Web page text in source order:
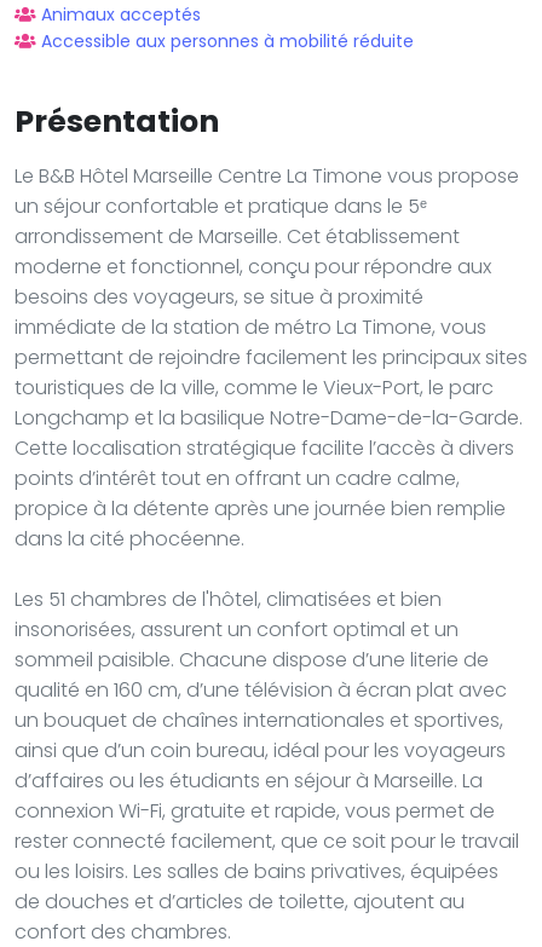
Animaux acceptés
Accessible aux personnes à mobilité réduite
Présentation
Le B&B Hôtel Marseille Centre La Timone vous propose
un séjour confortable et pratique dans le 5ᵉ
arrondissement de Marseille. Cet établissement
moderne et fonctionnel, conçu pour répondre aux
besoins des voyageurs, se situe à proximité
immédiate de la station de métro La Timone, vous
permettant de rejoindre facilement les principaux sites
touristiques de la ville, comme le Vieux-Port, le parc
Longchamp et la basilique Notre-Dame-de-la-Garde.
Cette localisation stratégique facilite l’accès à divers
points d’intérêt tout en offrant un cadre calme,
propice à la détente après une journée bien remplie
dans la cité phocéenne.
Les 51 chambres de l'hôtel, climatisées et bien
insonorisées, assurent un confort optimal et un
sommeil paisible. Chacune dispose d’une literie de
qualité en 160 cm, d’une télévision à écran plat avec
un bouquet de chaînes internationales et sportives,
ainsi que d’un coin bureau, idéal pour les voyageurs
d’affaires ou les étudiants en séjour à Marseille. La
connexion Wi-Fi, gratuite et rapide, vous permet de
rester connecté facilement, que ce soit pour le travail
ou les loisirs. Les salles de bains privatives, équipées
de douches et d’articles de toilette, ajoutent au
confort des chambres.